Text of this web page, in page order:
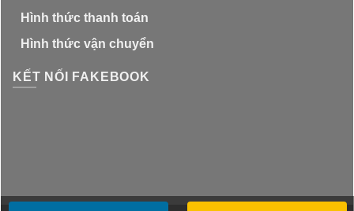
Hình thức thanh toán
Hình thức vận chuyển
KẾT NỐI FAKEBOOK